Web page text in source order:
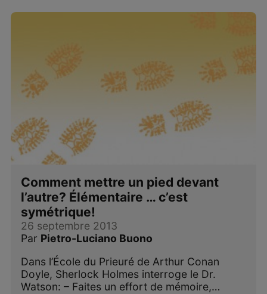
Comment mettre un pied devant
l’autre? Élémentaire … c’est
symétrique!
26 septembre 2013
Par Pietro-Luciano Buono
Dans l’École du Prieuré de Arthur Conan
Doyle, Sherlock Holmes interroge le Dr.
Watson: – Faites un effort de mémoire,…